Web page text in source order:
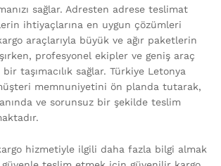
sağlar. Adresten adrese teslimat
ihtiyaçlarına en uygun çözümleri
araçlarıyla büyük ve ağır paketlerin
profesyonel ekipler ve geniş araç
taşımacılık sağlar. Türkiye Letonya
memnuniyetini ön planda tutarak,
ve sorunsuz bir şekilde teslim
hizmetiyle ilgili daha fazla bilgi almak